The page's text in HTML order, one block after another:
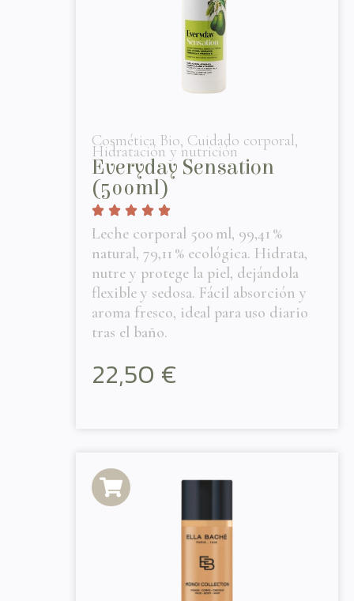
Cosmética Bio, Cuidado corporal,
Hidratación y nutrición
Everyday Sensation
(500ml)
Leche corporal 500 ml, 99,41 %
natural, 79,11 % ecológica. Hidrata,
nutre y protege la piel, dejándola
flexible y sedosa. Fácil absorción y
aroma fresco, ideal para uso diario
tras el baño.
22,50 €